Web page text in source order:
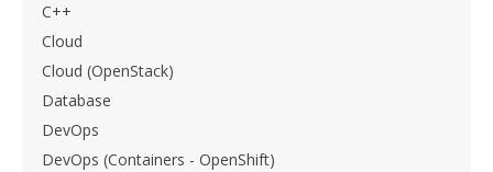
C++
Cloud
Cloud (OpenStack)
Database
DevOps
DevOps (Containers - OpenShift)